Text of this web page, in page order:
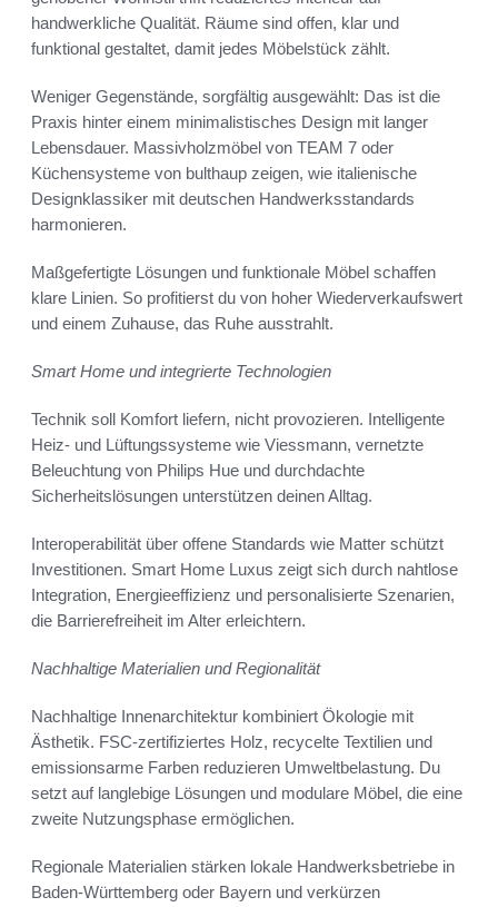
handwerkliche Qualität. Räume sind offen, klar und
funktional gestaltet, damit jedes Möbelstück zählt.
Weniger Gegenstände, sorgfältig ausgewählt: Das ist die
Praxis hinter einem minimalistisches Design mit langer
Lebensdauer. Massivholzmöbel von TEAM 7 oder
Küchensysteme von bulthaup zeigen, wie italienische
Designklassiker mit deutschen Handwerksstandards
harmonieren.
Maßgefertigte Lösungen und funktionale Möbel schaffen
klare Linien. So profitierst du von hoher Wiederverkaufswert
und einem Zuhause, das Ruhe ausstrahlt.
Smart Home und integrierte Technologien
Technik soll Komfort liefern, nicht provozieren. Intelligente
Heiz- und Lüftungssysteme wie Viessmann, vernetzte
Beleuchtung von Philips Hue und durchdachte
Sicherheitslösungen unterstützen deinen Alltag.
Interoperabilität über offene Standards wie Matter schützt
Investitionen. Smart Home Luxus zeigt sich durch nahtlose
Integration, Energieeffizienz und personalisierte Szenarien,
die Barrierefreiheit im Alter erleichtern.
Nachhaltige Materialien und Regionalität
Nachhaltige Innenarchitektur kombiniert Ökologie mit
Ästhetik. FSC-zertifiziertes Holz, recycelte Textilien und
emissionsarme Farben reduzieren Umweltbelastung. Du
setzt auf langlebige Lösungen und modulare Möbel, die eine
zweite Nutzungsphase ermöglichen.
Regionale Materialien stärken lokale Handwerksbetriebe in
Baden-Württemberg oder Bayern und verkürzen